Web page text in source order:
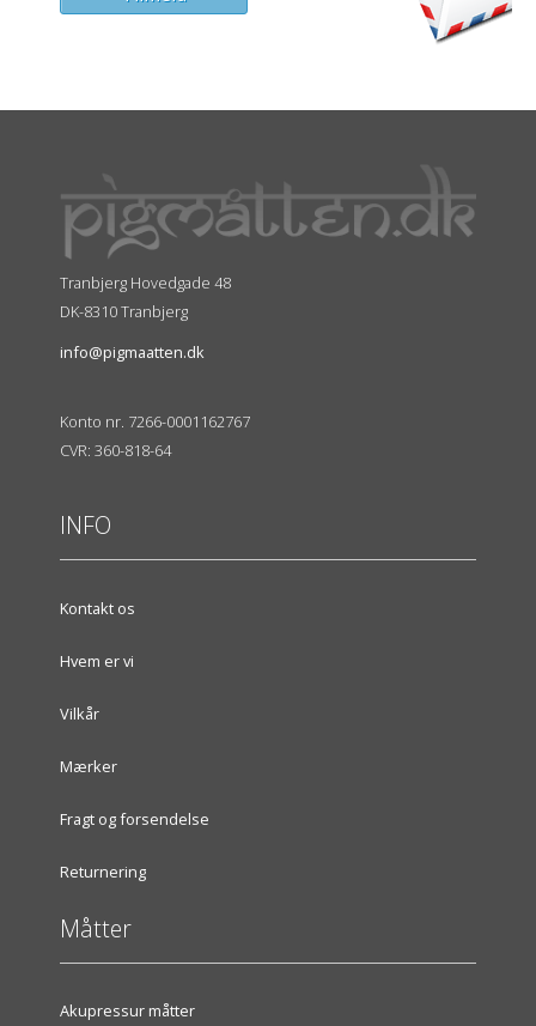
Tranbjerg Hovedgade 48
DK-8310 Tranbjerg
info@pigmaatten.dk
Konto nr. 7266-0001162767
CVR: 360-818-64
INFO
Kontakt os
Hvem er vi
Vilkår
Mærker
Fragt og forsendelse
Returnering
Måtter
Akupressur måtter